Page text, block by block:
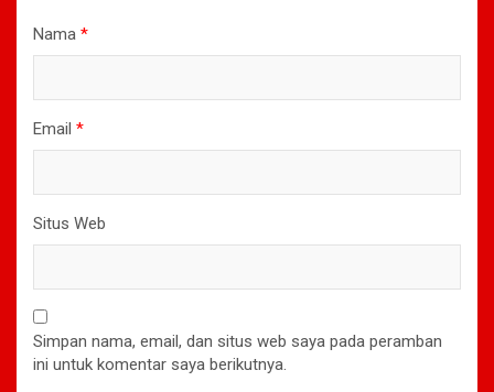
Nama *
Email *
Situs Web
Simpan nama, email, dan situs web saya pada peramban
ini untuk komentar saya berikutnya.